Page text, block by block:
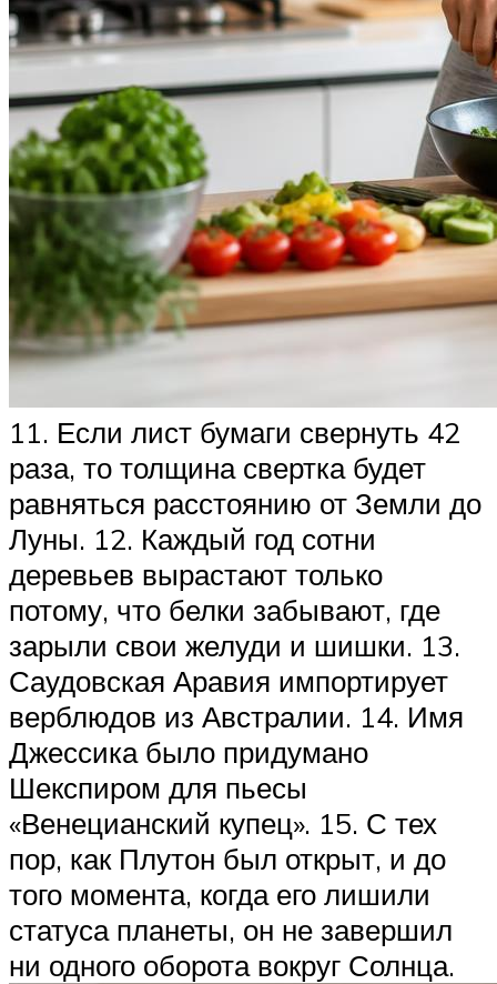
11. Если лист бумаги свернуть 42
раза, то толщина свертка будет
равняться расстоянию от Земли до
Луны. 12. Каждый год сотни
деревьев вырастают только
потому, что белки забывают, где
зарыли свои желуди и шишки. 13.
Саудовская Аравия импортирует
верблюдов из Австралии. 14. Имя
Джессика было придумано
Шекспиром для пьесы
«Венецианский купец». 15. С тех
пор, как Плутон был открыт, и до
того момента, когда его лишили
статуса планеты, он не завершил
ни одного оборота вокруг Солнца.